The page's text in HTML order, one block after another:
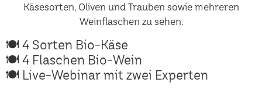
🍽 4 Sorten Bio-Käse
🍽 4 Flaschen Bio-Wein
🍽 Live-Webinar mit zwei Experten